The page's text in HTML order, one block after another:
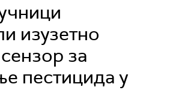
изузетно
за
пестицида у